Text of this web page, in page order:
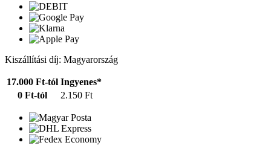
Kiszállítási díj: Magyarország
17.000 Ft-tól Ingyenes*
0 Ft-tól
2.150 Ft